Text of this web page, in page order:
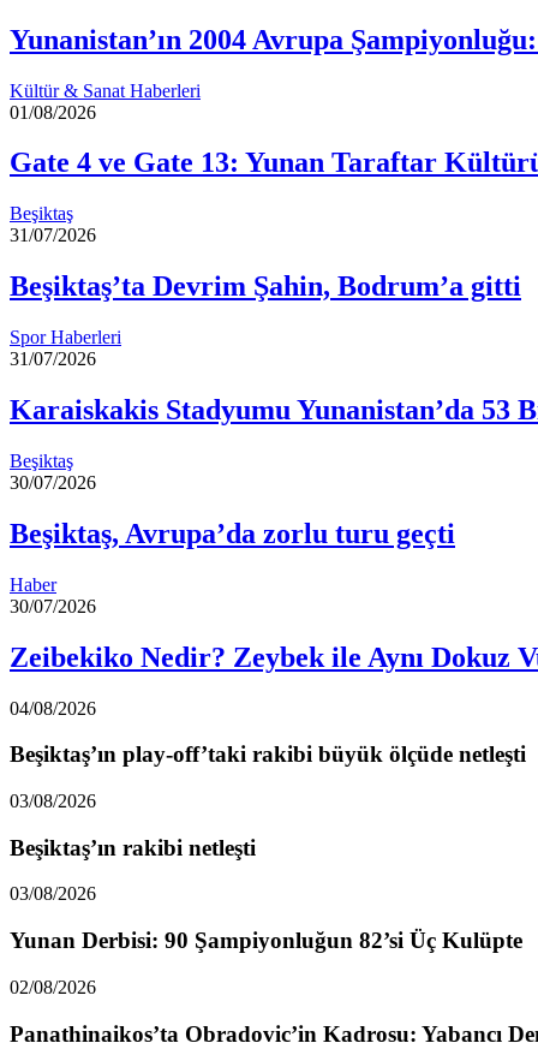
Yunanistan’ın 2004 Avrupa
Kültür & Sanat Haberleri
01/08/2026
Gate 4 ve Gate 13: Yunan Taraftar
Beşiktaş
31/07/2026
Beşiktaş’ta Devrim Şahin, Bodrum’a gitti
Spor Haberleri
31/07/2026
Karaiskakis Stadyumu Yunanistan’da 53
Beşiktaş
30/07/2026
Beşiktaş, Avrupa’da zorlu turu geçti
Haber
30/07/2026
Zeibekiko Nedir? Zeybek ile Aynı Dokuz
04/08/2026
Beşiktaş’ın play-off’taki rakibi büyük ölçüde netleşti
03/08/2026
Beşiktaş’ın rakibi netleşti
03/08/2026
Yunan Derbisi: 90 Şampiyonluğun 82’si Üç Kulüpte
02/08/2026
Panathinaikos’ta Obradovic’in Kadrosu: Yabancı